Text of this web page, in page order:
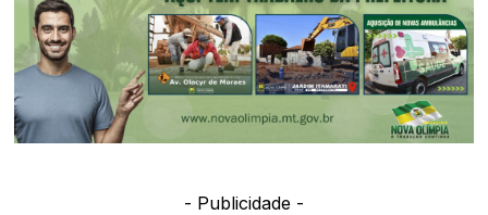
- Publicidade -